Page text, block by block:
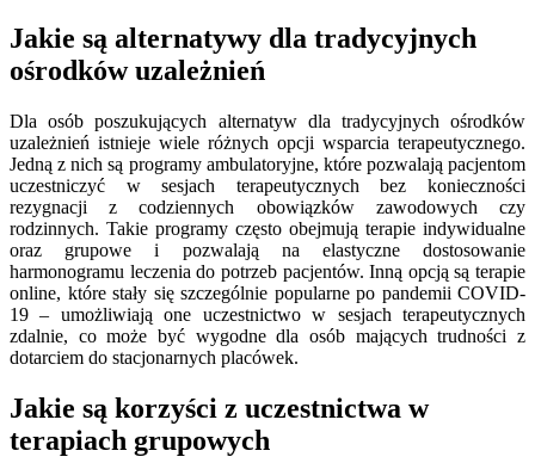
Jakie są alternatywy dla tradycyjnych
ośrodków uzależnień
Dla osób poszukujących alternatyw dla tradycyjnych ośrodków
uzależnień istnieje wiele różnych opcji wsparcia terapeutycznego.
Jedną z nich są programy ambulatoryjne, które pozwalają pacjentom
uczestniczyć w sesjach terapeutycznych bez konieczności
rezygnacji z codziennych obowiązków zawodowych czy
rodzinnych. Takie programy często obejmują terapie indywidualne
oraz grupowe i pozwalają na elastyczne dostosowanie
harmonogramu leczenia do potrzeb pacjentów. Inną opcją są terapie
online, które stały się szczególnie popularne po pandemii COVID-
19 – umożliwiają one uczestnictwo w sesjach terapeutycznych
zdalnie, co może być wygodne dla osób mających trudności z
dotarciem do stacjonarnych placówek.
Jakie są korzyści z uczestnictwa w
terapiach grupowych